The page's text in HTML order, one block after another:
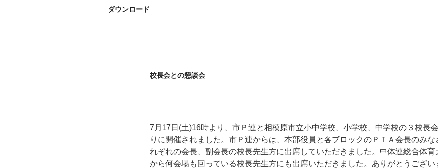
ダウンロード
校長会との懇談会
7月17日(土)16時より、市Ｐ連と相模原市立小中学校、小学校、中学校の３校長
りに開催されました。市Ｐ連からは、本部役員と各ブロックのＰＴＡ会長のみ
れぞれの会長、副会長の校長先生方に出席していただきました。中体連総合体育
から何会場も回っている校長先生方にも出席いただきました。ありがとうござい